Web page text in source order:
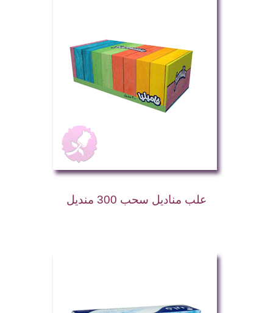
علب مناديل سحب 300 منديل